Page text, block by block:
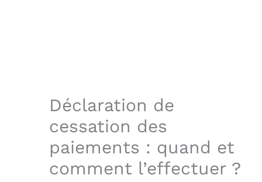
Déclaration de
cessation des
paiements : quand et
comment l’effectuer ?